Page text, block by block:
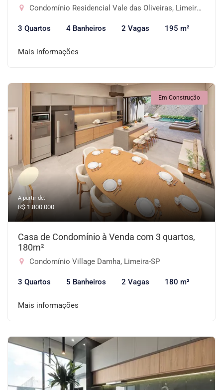
Condomínio Residencial Vale das Oliveiras, Limeira-SP
3 Quartos 4 Banheiros 2 Vagas 195 m²
Mais informações
Em Construção
A partir de:
R$ 1.800.000
Casa de Condomínio à Venda com 3 quartos,
180m²
Condomínio Village Damha, Limeira-SP
3 Quartos 5 Banheiros 2 Vagas 180 m²
Mais informações